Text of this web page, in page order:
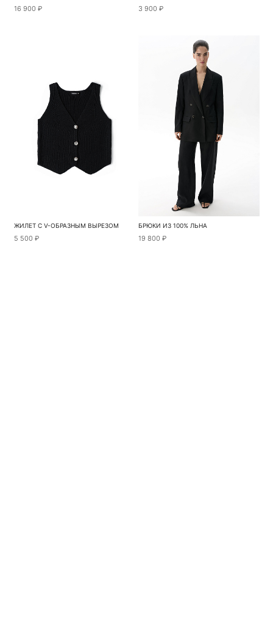
16 900 ₽ 3 900 ₽
ЖИЛЕТ С V-ОБРАЗНЫМ ВЫРЕЗОМ
5 500 ₽
БРЮКИ ИЗ 100% ЛЬНА
19 800 ₽